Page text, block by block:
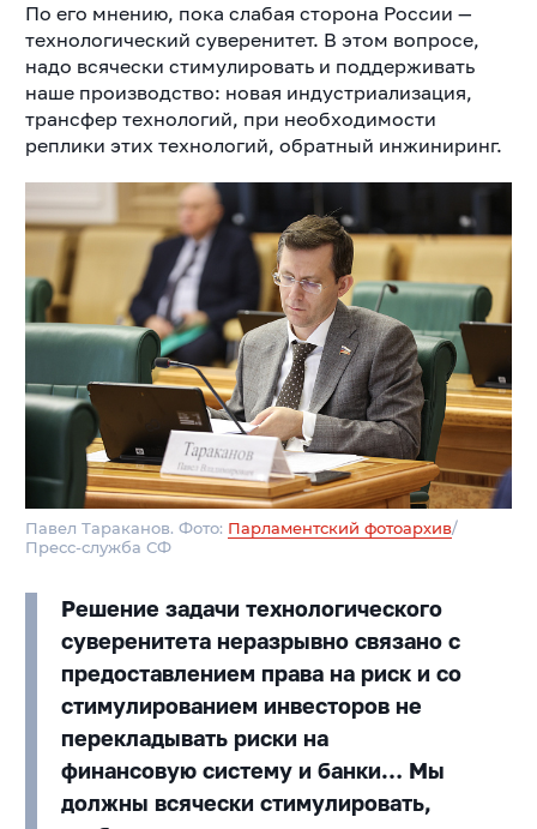
По его мнению, пока слабая сторона России —
технологический суверенитет. В этом вопросе,
надо всячески стимулировать и поддерживать
наше производство: новая индустриализация,
трансфер технологий, при необходимости
реплики этих технологий, обратный инжиниринг.
Павел Тараканов. Фото: Парламентский фотоархив/
Пресс-служба СФ
Решение задачи технологического
суверенитета неразрывно связано с
предоставлением права на риск и со
стимулированием инвесторов не
перекладывать риски на
финансовую систему и банки… Мы
должны всячески стимулировать,